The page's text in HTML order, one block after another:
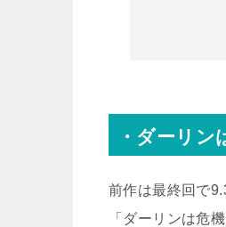
・ダーリン
前作は最終回で
「ダーリンは危